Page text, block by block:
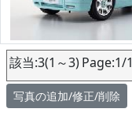
該当:3(1～3) Page:1/1
写真の追加/修正/削除